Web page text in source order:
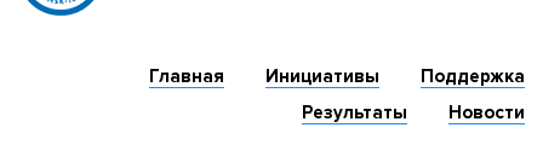
Главная Инициативы
Поддержка
Результаты
Новости